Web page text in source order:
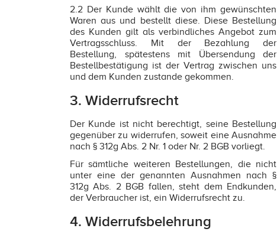
2.2 Der Kunde wählt die von ihm gewünschten
Waren aus und bestellt diese. Diese Bestellung
des Kunden gilt als verbindliches Angebot zum
Vertragsschluss. Mit der Bezahlung der
Bestellung, spätestens mit Übersendung der
Bestellbestätigung ist der Vertrag zwischen uns
und dem Kunden zustande gekommen.
3. Widerrufsrecht
Der Kunde ist nicht berechtigt, seine Bestellung
gegenüber zu widerrufen, soweit eine Ausnahme
nach § 312g Abs. 2 Nr. 1 oder Nr. 2 BGB vorliegt.
Für sämtliche weiteren Bestellungen, die nicht
unter eine der genannten Ausnahmen nach §
312g Abs. 2 BGB fallen, steht dem Endkunden,
der Verbraucher ist, ein Widerrufsrecht zu.
4. Widerrufsbelehrung